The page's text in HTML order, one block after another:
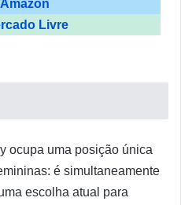
Livre
ocupa uma posição única
é simultaneamente
escolha atual para